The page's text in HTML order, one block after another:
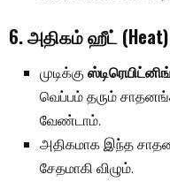
6. அதிகம் ஹீட்
முடிக்கு
வெப்பம் தரும்
வேண்டாம்.
அதிகமாக இந்த
சேதமாகி விழும்.